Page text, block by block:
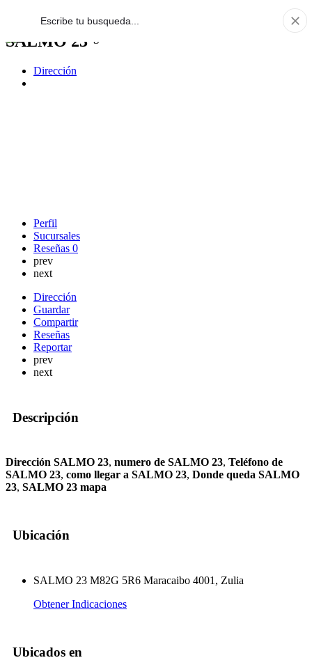
SALMO 23
Dirección
Perfil
Sucursales
Reseñas 0
prev
next
Dirección
Guardar
Compartir
Reseñas
Reportar
prev
next
Descripción
Dirección SALMO 23, numero de SALMO 23, Teléfono de
SALMO 23, como llegar a SALMO 23, Donde queda SALMO
23, SALMO 23 mapa
Ubicación
SALMO 23 M82G 5R6 Maracaibo 4001, Zulia
Obtener Indicaciones
Ubicados en